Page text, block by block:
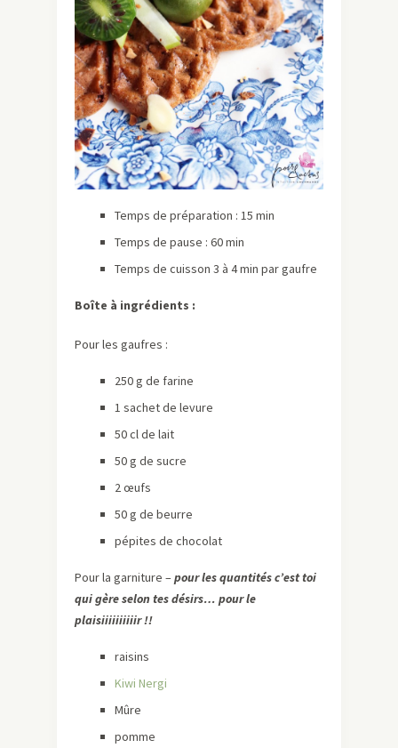
Temps de préparation : 15 min
Temps de pause : 60 min
Temps de cuisson 3 à 4 min par gaufre
Boîte à ingrédients :
Pour les gaufres :
250 g de farine
1 sachet de levure
50 cl de lait
50 g de sucre
2 œufs
50 g de beurre
pépites de chocolat
Pour la garniture –pour les quantités c’est toi
qui gère selon tes désirs… pour le
plaisiiiiiiiiiir !!
raisins
Kiwi Nergi
Mûre
pomme